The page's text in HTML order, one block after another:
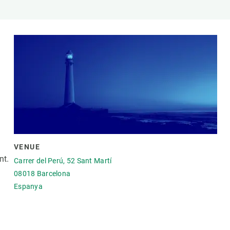
VENUE
Carrer del Perú, 52 Sant Martí
08018 Barcelona
Espanya
Funcionament dels ecosistemes